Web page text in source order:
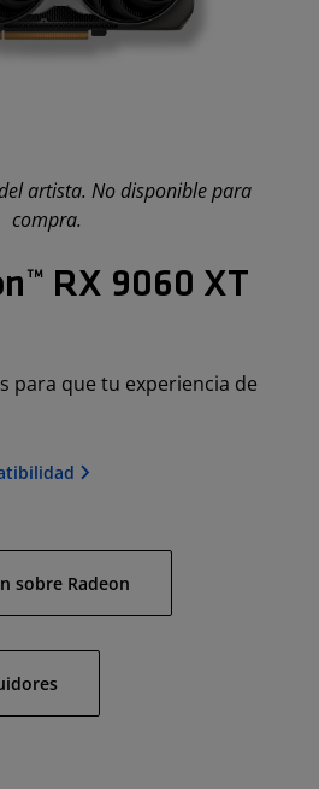
artista. No disponible para
compra.
RX 9060 XT
para que tu experiencia de
sobre Radeon